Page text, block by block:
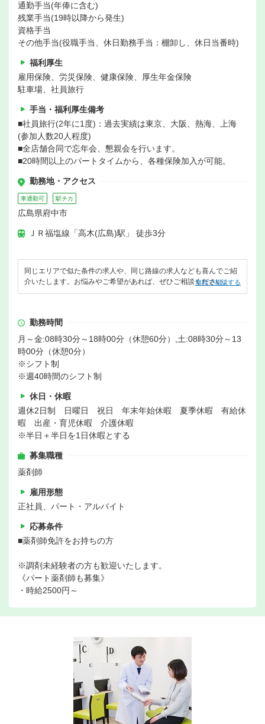
通勤手当(年俸に含む)
残業手当(19時以降から発生)
資格手当
その他手当(役職手当、休日勤務手当：棚卸し、休日当番時)
福利厚生
雇用保険、労災保険、健康保険、厚生年金保険
駐車場、社員旅行
手当・福利厚生備考
■社員旅行(2年に1度)：過去実績は東京、大阪、熱海、上海
(参加人数20人程度)
■全店舗合同で忘年会、懇親会を行います。
■20時間以上のパートタイムから、各種保険加入が可能。
勤務地・アクセス
車通勤可 駅チカ
広島県府中市
ＪＲ福塩線「高木(広島)駅」 徒歩3分
同じエリアで似た条件の求人や、同じ路線の求人なども喜んでご紹
介いたします。お悩みやご希望があれば、ぜひご相談ください。
無料で相談する
勤務時間
月～金:08時30分～18時00分（休憩60分）,土:08時30分～13
時00分（休憩0分）
※シフト制
※週40時間のシフト制
休日・休暇
週休2日制 日曜日 祝日 年末年始休暇 夏季休暇 有給休
暇 出産・育児休暇 介護休暇
※半日＋半日を1日休暇とする
募集職種
薬剤師
雇用形態
正社員、パート・アルバイト
応募条件
■薬剤師免許をお持ちの方
※調剤未経験者の方も歓迎いたします。
《パート薬剤師も募集》
・時給2500円～